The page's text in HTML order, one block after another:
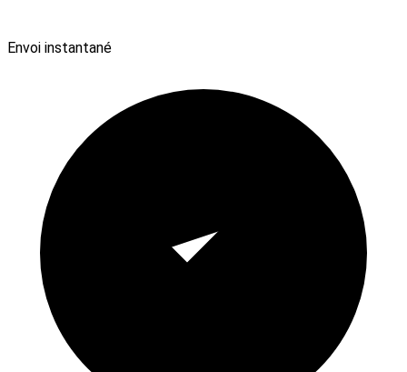
Envoi instantané